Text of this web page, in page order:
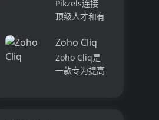
组织内容库，
并将所有文件
和内容集中在
深入分析公司
队和岗位的参
与度,帮助管
理者明确团队
互动症结所
Pikzels连接
顶级人才和有
我们促进协
作，释放创意
卓越。加入我
Zoho Cliq
Zoho Cliq是
一款专为提高